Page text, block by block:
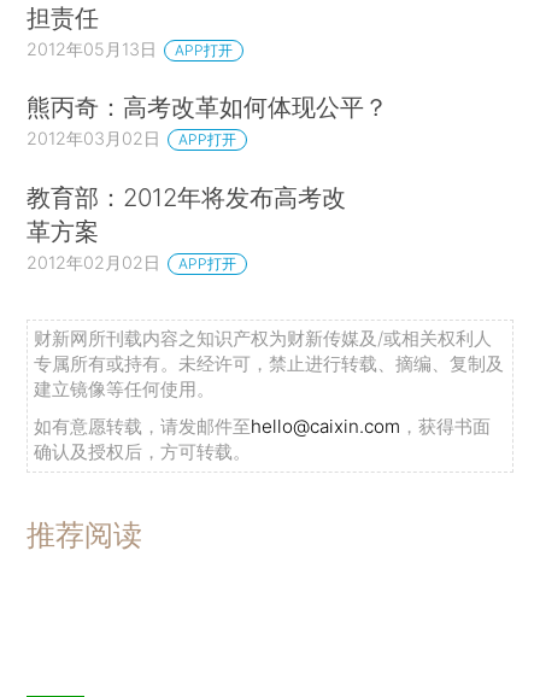
担责任
2012年05月13日 APP打开
熊丙奇：高考改革如何体现公平？
2012年03月02日 APP打开
教育部：2012年将发布高考改
革方案
2012年02月02日 APP打开
财新网所刊载内容之知识产权为财新传媒及/或相关权利人
专属所有或持有。未经许可，禁止进行转载、摘编、复制及
建立镜像等任何使用。
如有意愿转载，请发邮件至hello@caixin.com ，获得书面
确认及授权后，方可转载。
推荐阅读